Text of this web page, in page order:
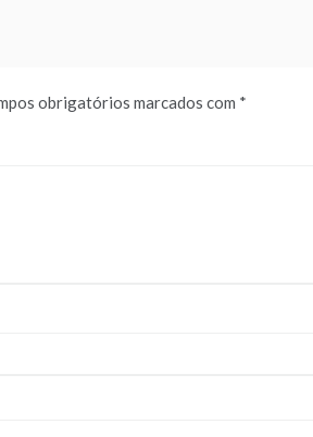
obrigatórios marcados com *